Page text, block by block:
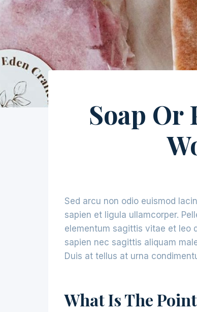
Soap Or
Sed arcu non odio euismod
sapien et ligula ullamcorper.
elementum sagittis vitae et leo
sapien nec sagittis aliquam
Duis at tellus at urna
What Is The